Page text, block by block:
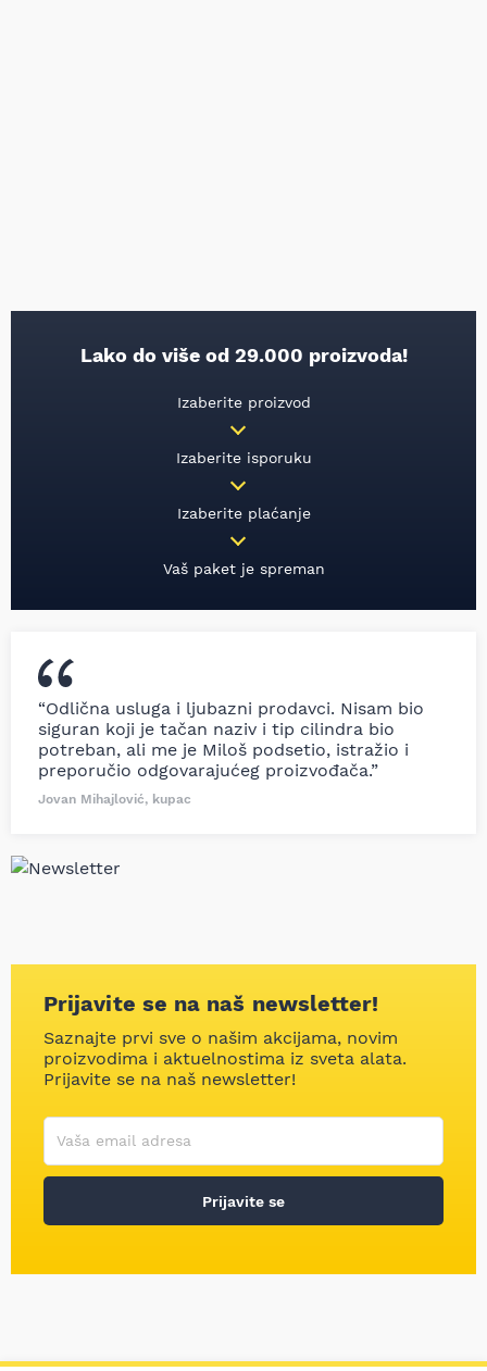
Lako do više od 29.000 proizvoda!
Izaberite proizvod
Izaberite isporuku
Izaberite plaćanje
Vaš paket je spreman
“Odlična usluga i ljubazni prodavci. Nisam bio
siguran koji je tačan naziv i tip cilindra bio
potreban, ali me je Miloš podsetio, istražio i
preporučio odgovarajućeg proizvođača.”
Jovan Mihajlović, kupac
Prijavite se na naš newsletter!
Saznajte prvi sve o našim akcijama, novim
proizvodima i aktuelnostima iz sveta alata.
Prijavite se na naš newsletter!
Korisničko ime
Vaša email adresa
Prijavite se